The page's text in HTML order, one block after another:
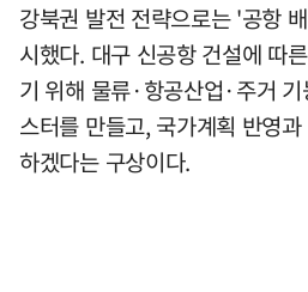
강북권 발전 전략으로는 '공항
시했다. 대구 신공항 건설에 따
기 위해 물류·항공산업·주거
스터를 만들고, 국가계획 반영
하겠다는 구상이다.